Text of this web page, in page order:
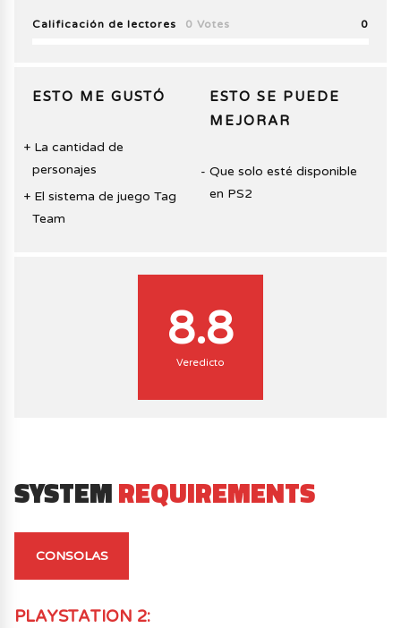
Calificación de lectores 0 Votes 0
ESTO ME GUSTÓ
La cantidad de
personajes
El sistema de juego Tag
Team
ESTO SE PUEDE
MEJORAR
Que solo esté disponible
en PS2
8.8
Veredicto
SYSTEMREQUIREMENTS
CONSOLAS
PLAYSTATION 2: